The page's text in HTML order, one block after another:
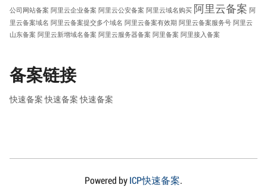
公司网站备案 阿里云企业备案 阿里云公安备案 阿里云域名购买 阿里云备案 阿
里云备案域名 阿里云备案提交多个域名 阿里云备案有效期 阿里云备案服务号 阿里云
山东备案 阿里云新增域名备案 阿里云服务器备案 阿里备案 阿里接入备案
备案链接
快速备案 快速备案 快速备案
Powered byICP快速备案.